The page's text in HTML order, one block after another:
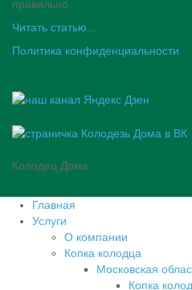
правильно.
Читать статью...
Политика конфиденциальности
Колодец Дома
Главная
Услуги
О компании
Копка колодца
Московская
Копка